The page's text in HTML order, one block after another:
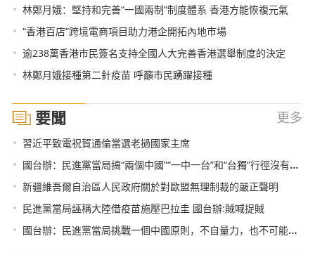
• 林鄭月娥：堅持和完善“一國兩制”制度體系 香港方能恢複元氣
• “香港百店”跨境電商項目助力港企開拓內地市場
• 逾238萬香港市民簽名支持全國人大完善香港選舉制度的決定
• 林鄭月娥接種第二針疫苗 呼籲市民踴躍接種
要聞 更多
• 習近平致電祝賀通倫當選老撾國家主席
• 國台辦：民進黨當局搞“兩個中國”“一中一台”和“台獨”行徑沒有出路
• 新疆維吾爾自治區人民政府關於對歐盟無理制裁的嚴正聲明
• 民進黨當局誣稱大陸借疫苗施壓巴拉圭 國台辦:賊喊捉賊
• 國台辦：民進黨當局挑戰一個中國原則，不自量力，也不可能得逞